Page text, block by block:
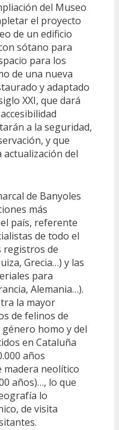
del Museo
el proyecto
de un edificio
sótano para
para los
de una nueva
y adaptado
XXI, que dará
a la seguridad,
y que
del
de Banyoles
más
país, referente
de todo el
registros de
Grecia…) y las
para
Alemania…).
la mayor
de felinos de
homo y del
en Cataluña
años
madera neolítico
años)…, lo que
lo
de visita